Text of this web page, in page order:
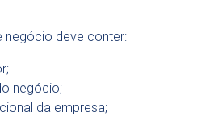
negócio deve conter:
negócio;
da empresa;